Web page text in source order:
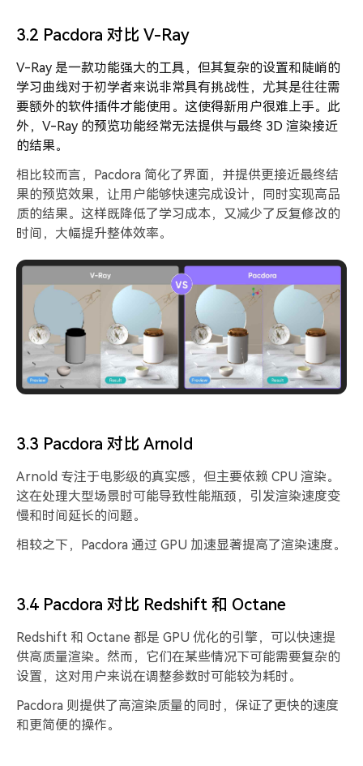
3.2 Pacdora 对比 V-Ray
V-Ray 是一款功能强大的工具，但其复杂的设置和陡峭的
学习曲线对于初学者来说非常具有挑战性，尤其是往往需
要额外的软件插件才能使用。这使得新用户很难上手。此
外，V-Ray 的预览功能经常无法提供与最终 3D 渲染接近
的结果。
相比较而言，Pacdora 简化了界面，并提供更接近最终结
果的预览效果，让用户能够快速完成设计，同时实现高品
质的结果。这样既降低了学习成本，又减少了反复修改的
时间，大幅提升整体效率。
3.3 Pacdora 对比 Arnold
Arnold 专注于电影级的真实感，但主要依赖 CPU 渲染。
这在处理大型场景时可能导致性能瓶颈，引发渲染速度变
慢和时间延长的问题。
相较之下，Pacdora 通过 GPU 加速显著提高了渲染速度。
3.4 Pacdora 对比 Redshift 和 Octane
Redshift 和 Octane 都是 GPU 优化的引擎，可以快速提
供高质量渲染。然而，它们在某些情况下可能需要复杂的
设置，这对用户来说在调整参数时可能较为耗时。
Pacdora 则提供了高渲染质量的同时，保证了更快的速度
和更简便的操作。